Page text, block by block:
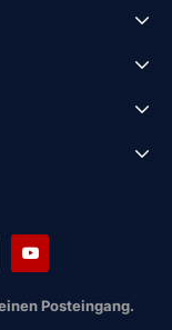
Posteingang.